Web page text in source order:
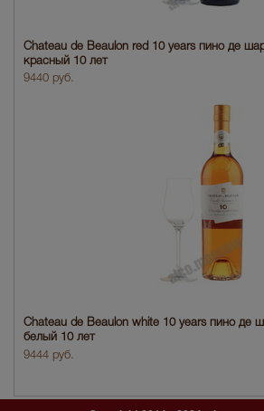
Chateau de Beaulon red 10 years пино де
красный 10 лет
9440 руб.
Chateau de Beaulon white 10 years пино де
белый 10 лет
9444 руб.